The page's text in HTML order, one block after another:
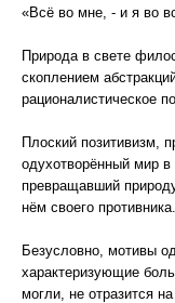
«Всё во мне, - и я во
Природа в свете
скоплением
рационалистическое
Плоский позитивизм,
одухотворённый мир в
превращавший
нём своего противника.
Безусловно, мотивы
характеризующие
могли, не отразится